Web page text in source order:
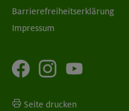
Barrierefreiheitserklärung
Impressum
Seite drucken